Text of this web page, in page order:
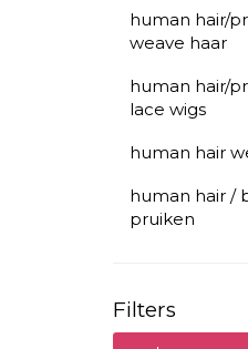
human hair/
weave haar
human hair/
lace wigs
human hair
human hair /
pruiken
Filters